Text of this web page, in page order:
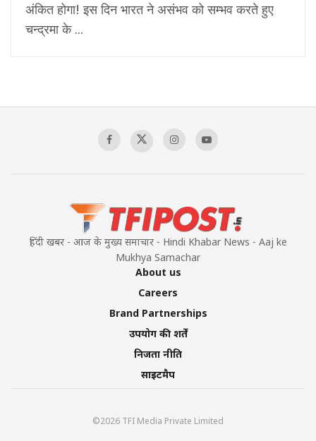
अंकित होगा! इस दिन भारत ने असंभव को सम्भव करते हुए
चन्द्रमा के ...
हिंदी खबर - आज के मुख्य समाचार - Hindi Khabar News - Aaj ke
Mukhya Samachar
About us
Careers
Brand Partnerships
उपयोग की शर्तें
निजता नीति
साइटमैप
©2026 TFI Media Private Limited